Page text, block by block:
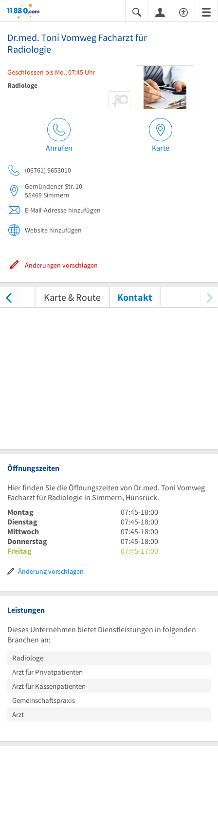
11880.com
Dr.med. Toni Vomweg Facharzt für
Radiologie
Geschlossen bis Mo., 07:45 Uhr
Radiologe
Anrufen Karte
(06761) 9653010
Gemündener Str. 10
55469Simmern
E-Mail-Adresse hinzufügen
Website hinzufügen
Änderungen vorschlagen
Karte & Route Kontakt
Öffnungszeiten
Hier finden Sie die Öffnungszeiten von Dr.med. Toni Vomweg
Facharzt für Radiologie in Simmern, Hunsrück.
Montag
7
Uhr
45
bis
18
07:45-18:00
Dienstag
7
Uhr
45
bis
07:45-18:00
Mittwoch
7
Uhr
45
07:45-18:00
Donnerstag
7
Uhr
Uhr
07:45-18:00
Freitag
7
17
07:45-17:00
Änderung vorschlagen
Leistungen
Dieses Unternehmen bietet Dienstleistungen in folgenden
Branchen an:
Radiologe
Arzt für Privatpatienten
Arzt für Kassenpatienten
Gemeinschaftspraxis
Arzt